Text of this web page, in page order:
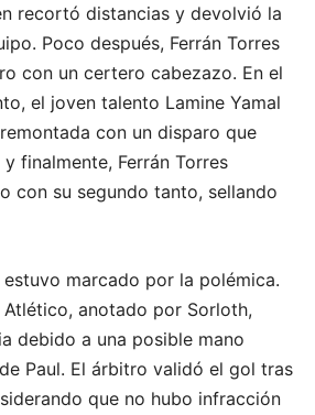
recortó distancias y devolvió la
Poco después, Ferrán Torres
con un certero cabezazo. En el
el joven talento Lamine Yamal
con un disparo que
finalmente, Ferrán Torres
con su segundo tanto, sellando
marcado por la polémica.
anotado por Sorloth,
debido a una posible mano
Paul. El árbitro validó el gol tras
que no hubo infracción